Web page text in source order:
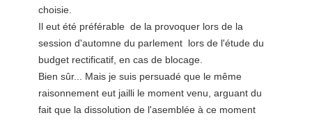
choisie.
Il eut été préférable de la provoquer lors de la
session d'automne du parlement lors de l'étude du
budget rectificatif, en cas de blocage.
Bien sûr... Mais je suis persuadé que le même
raisonnement eut jailli le moment venu, arguant du
fait que la dissolution de l'asemblée à ce moment